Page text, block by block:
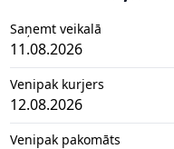
Saņemt veikalā
11.08.2026
Venipak kurjers
12.08.2026
Venipak pakomāts